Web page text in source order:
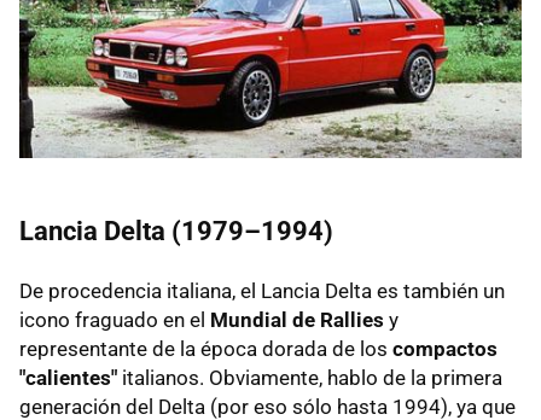
Lancia Delta (1979–1994)
De procedencia italiana, el Lancia Delta es también un
icono fraguado en el Mundial de Rallies y
representante de la época dorada de los compactos
"calientes" italianos. Obviamente, hablo de la primera
generación del Delta (por eso sólo hasta 1994), ya que